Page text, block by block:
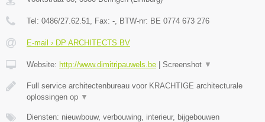
Tel: 0486/27.62.51, Fax: -, BTW-nr: BE 0774 673 276
E-mail › DP ARCHITECTS BV
Website: http://www.dimitripauwels.be Screenshot ▼
Full service architectenbureau voor KRACHTIGE architecturale
oplossingen op ▼
Diensten: nieuwbouw, verbouwing, interieur, bijgebouwen